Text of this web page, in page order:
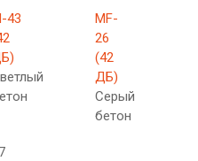
43
MF-
26
(42
ДБ)
Серый
бетон